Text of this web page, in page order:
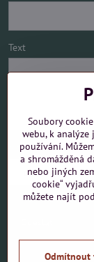
Text
Mám zájem o
Soubory
webu, k
používání.
a shromážděná
nebo jiných
cookie“
můžete najít
Odmítnout